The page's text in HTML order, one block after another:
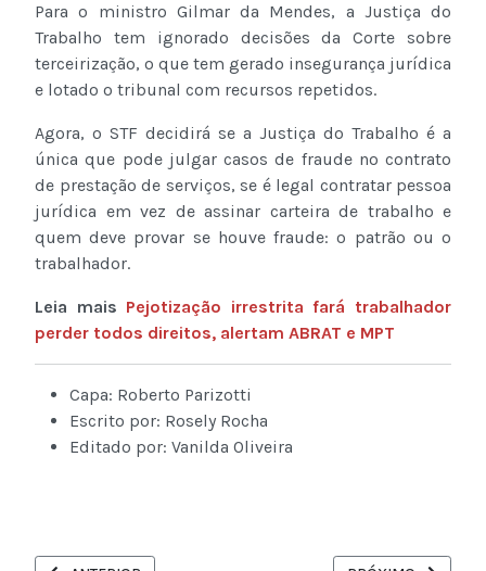
Para o ministro Gilmar da Mendes, a Justiça do
Trabalho tem ignorado decisões da Corte sobre
terceirização, o que tem gerado insegurança jurídica
e lotado o tribunal com recursos repetidos.
Agora, o STF decidirá se a Justiça do Trabalho é a
única que pode julgar casos de fraude no contrato
de prestação de serviços, se é legal contratar pessoa
jurídica em vez de assinar carteira de trabalho e
quem deve provar se houve fraude: o patrão ou o
trabalhador.
Leia mais Pejotização irrestrita fará trabalhador
perder todos direitos, alertam ABRAT e MPT
Capa: Roberto Parizotti
Escrito por: Rosely Rocha
Editado por: Vanilda Oliveira